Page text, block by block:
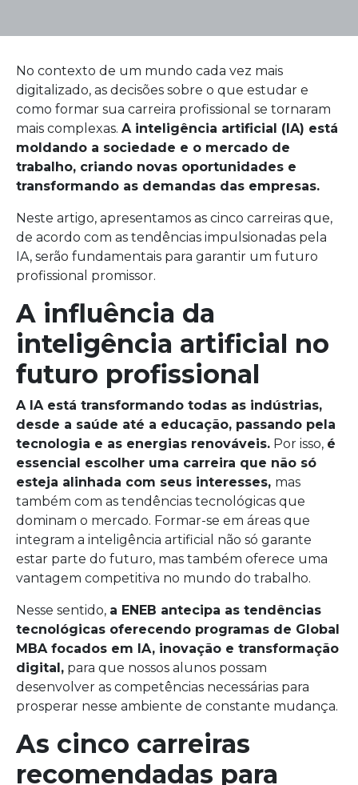
No contexto de um mundo cada vez mais
digitalizado, as decisões sobre o que estudar e
como formar sua carreira profissional se tornaram
mais complexas. A inteligência artificial (IA) está
moldando a sociedade e o mercado de
trabalho, criando novas oportunidades e
transformando as demandas das empresas.
Neste artigo, apresentamos as cinco carreiras que,
de acordo com as tendências impulsionadas pela
IA, serão fundamentais para garantir um futuro
profissional promissor.
A influência da
inteligência artificial no
futuro profissional
A IA está transformando todas as indústrias,
desde a saúde até a educação, passando pela
tecnologia e as energias renováveis. Por isso, é
essencial escolher uma carreira que não só
esteja alinhada com seus interesses, mas
também com as tendências tecnológicas que
dominam o mercado. Formar-se em áreas que
integram a inteligência artificial não só garante
estar parte do futuro, mas também oferece uma
vantagem competitiva no mundo do trabalho.
Nesse sentido, a ENEB antecipa as tendências
tecnológicas oferecendo programas de Global
MBA focados em IA, inovação e transformação
digital, para que nossos alunos possam
desenvolver as competências necessárias para
prosperar nesse ambiente de constante mudança.
As cinco carreiras
recomendadas para